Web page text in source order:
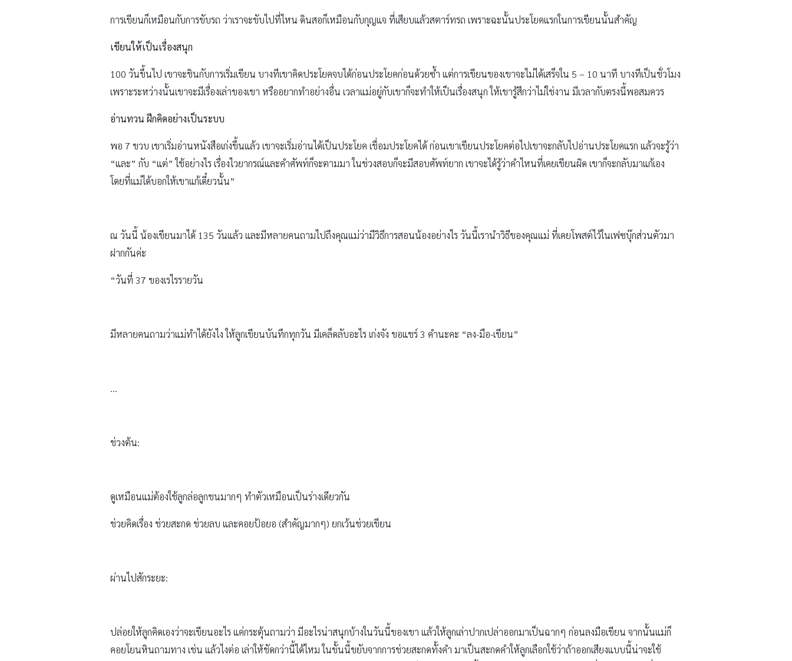
การเขียนก็เหมือนกับการขับรถ ว่าเราจะขับไปที่ไหน ดินสอก็เหมือนกับกุญแจ ที่เสียบแล้วสตาร์ทรถ เพราะฉะนั้นประโยคแรกในการเขียนนั้นสำคัญ
เขียนให้เป็นเรื่องสนุก
100 วันขึ้นไป เขาจะชินกับการเริ่มเขียน บางทีเขาคิดประโยคจบได้ก่อนประโยคก่อนด้วยซ้ำ แต่การเขียนของเขาจะไม่ได้เสร็จใน 5 – 10 นาที บางทีเป็นชั่วโมง
เพราะระหว่างนั้นเขาจะมีเรื่องเล่าของเขา หรืออยากทำอย่างอื่น เวลาแม่อยู่กับเขาก็จะทำให้เป็นเรื่องสนุก ให้เขารู้สึกว่าไม่ใช่งาน มีเวลากับตรงนี้พอสมควร
อ่านทวน ฝึกคิดอย่างเป็นระบบ
พอ 7 ขวบ เขาเริ่มอ่านหนังสือเก่งขึ้นแล้ว เขาจะเริ่มอ่านได้เป็นประโยค เชื่อมประโยคได้ ก่อนเขาเขียนประโยคต่อไปเขาจะกลับไปอ่านประโยคแรก แล้วจะรู้ว่า
“และ” กับ “แต่” ใช้อย่างไร เรื่องไวยากรณ์และคำศัพท์ก็จะตามมา ในช่วงสอบก็จะมีสอบศัพท์ยาก เขาจะได้รู้ว่าคำไหนที่เคยเขียนผิด เขาก็จะกลับมาแก้เอง
โดยที่แม่ได้บอกให้เขาแก้เดี๋ยวนั้น”
ณ วันนี้ น้องเขียนมาได้ 135 วันแล้ว และมีหลายคนถามไปถึงคุณแม่ว่ามีวิธีการสอนน้องอย่างไร วันนี้เรานำวิธีของคุณแม่ ที่เคยโพสต์ไว้ในเฟซบุ๊กส่วนตัวมา
ฝากกันค่ะ
“วันที่ 37 ของเรไรรายวัน
มีหลายคนถามว่าแม่ทำได้ยังไง ให้ลูกเขียนบันทึกทุกวัน มีเคล็ดลับอะไร เก่งจัง ขอแชร์ 3 คำนะคะ “ลง-มือ-เขียน”
…
ช่วงต้น:
ดูเหมือนแม่ต้องใช้ลูกล่อลูกชนมากๆ ทำตัวเหมือนเป็นร่างเดียวกัน
ช่วยคิดเรื่อง ช่วยสะกด ช่วยลบ และคอยป้อยอ (สำคัญมากๆ) ยกเว้นช่วยเขียน
ผ่านไปสักระยะ:
ปล่อยให้ลูกคิดเองว่าจะเขียนอะไร แค่กระตุ้นถามว่า มีอะไรน่าสนุกบ้างในวันนี้ของเขา แล้วให้ลูกเล่าปากเปล่าออกมาเป็นฉากๆ ก่อนลงมือเขียน จากนั้นแม่ก็
คอยโยนหินถามทาง เช่น แล้วไงต่อ เล่าให้ชัดกว่านี้ได้ไหม ในขั้นนี้ขยับจากการช่วยสะกดทั้งคำ มาเป็นสะกดคำให้ลูกเลือกใช้ว่าถ้าออกเสียงแบบนี้น่าจะใช้